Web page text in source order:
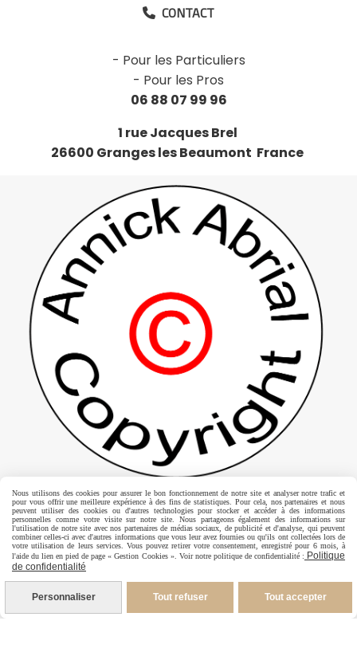
 CONTACT
- Pour les Particuliers
- Pour les Pros
06 88 07 99 96
1 rue Jacques Brel
26600 Granges les Beaumont France
Droits d'auteur, copyright
Tous les éléments du site www.annickabrial.net sont
protégés par les lois françaises et internationales
relatives à la propriété intellectuelle et restent la
propriété exclusive d'Annick Abrial.
Nous utilisons des cookies pour assurer le bon fonctionnement de notre site et analyser notre trafic et
pour vous offrir une meilleure expérience à des fins de statistiques. Pour cela, nos partenaires et nous
peuvent utiliser des cookies ou d'autres technologies pour stocker et accéder à des informations
personnelles comme votre visite sur notre site. Nous partageons également des informations sur
l'utilisation de notre site avec nos partenaires de médias sociaux, de publicité et d'analyse, qui peuvent
combiner celles-ci avec d'autres informations que vous leur avez fournies ou qu'ils ont collectées lors de
votre utilisation de leurs services. Vous pouvez retirer votre consentement, enregistré pour 6 mois, à
l'aide du lien en pied de page « Gestion Cookies ». Voir notre politique de confidentialité : Politique
de confidentialité
Personnaliser Tout refuser Tout accepter